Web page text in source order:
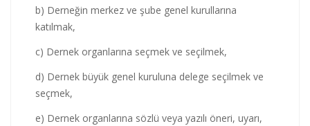
b) Derneğin merkez ve şube genel kurullarına
katılmak,
c) Dernek organlarına seçmek ve seçilmek,
d) Dernek büyük genel kuruluna delege seçilmek ve
seçmek,
e) Dernek organlarına sözlü veya yazılı öneri, uyarı,